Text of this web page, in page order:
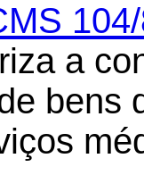
a
bens